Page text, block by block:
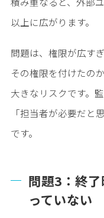
以上に広がります。
問題は、権限が広す
その権限を付けたの
大きなリスクです。
「担当者が必要だと
です。
問題3：終
っていない